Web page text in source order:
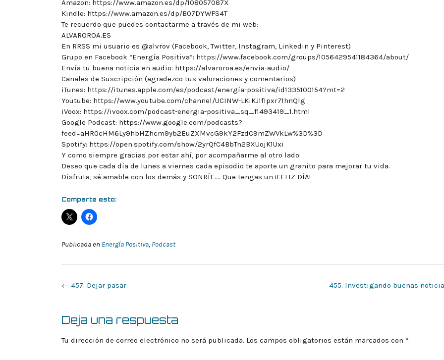
Amazon: https://www.amazon.es/dp/108057087X
Kindle: https://www.amazon.es/dp/B07DYWFS4T
Te recuerdo que puedes contactarme a través de mi web:
ALVAROROA.ES
En RRSS mi usuario es @alvrov (Facebook, Twitter, Instagram, Linkedin y Pinterest)
Grupo en Facebook “Energía Positiva”: https://www.facebook.com/groups/1056429541184364/about/
Envía tu buena noticia en audio: https://alvaroroa.es/envia-audio/
Canales de Suscripción (agradezco tus valoraciones y comentarios)
iTunes: https://itunes.apple.com/es/podcast/energía-positiva/id1335100154?mt=2
Youtube: https://www.youtube.com/channel/UCINW-LKiKJlfIpxr71hnQlg
iVoox: https://ivoox.com/podcast-energia-positiva_sq_f1493419_1.html
Google Podcast: https://www.google.com/podcasts?
feed=aHR0cHM6Ly9hbHZhcm9yb2EuZXMvcG9kY2FzdC9mZWVkLw%3D%3D
Spotify: https://open.spotify.com/show/2yrQfC4BbTn2BXUojK1Uxi
Y como siempre gracias por estar ahí, por acompañarme al otro lado.
Deseo que cada día de lunes a viernes cada episodio te aporte un granito para mejorar tu vida.
Disfruta, sé amable con los demás y SONRÍE…. Que tengas un ¡FELIZ DÍA!
Comparte esto:
Publicada en Energía Positiva, Podcast
Navegación
entrada
455. Investigando buenas
← 457. Dejar pasar
Deja una respuesta
Tu dirección de correo electrónico no será publicada. Los campos obligatorios están marcados con *